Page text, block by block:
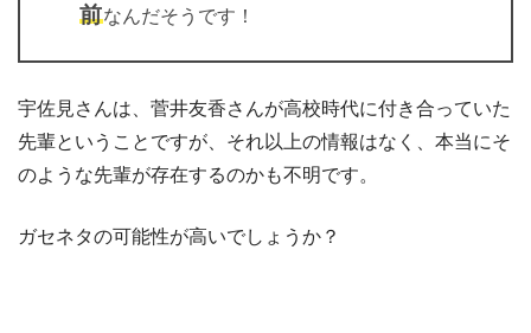
前なんだそうです！
宇佐見さんは、菅井友香さんが高校時代に付き合っていた
先輩ということですが、それ以上の情報はなく、本当にそ
のような先輩が存在するのかも不明です。
ガセネタの可能性が高いでしょうか？